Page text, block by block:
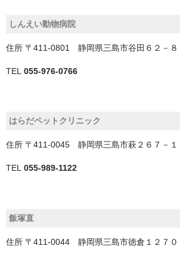
しんえい動物病院
住所 〒411-0801 静岡県三島市谷田６２－８
TEL 055-976-0766
はらだペットクリニック
住所 〒411-0045 静岡県三島市萩２６７－１
TEL 055-989-1122
飯塚直
住所 〒411-0044 静岡県三島市徳倉１２７０